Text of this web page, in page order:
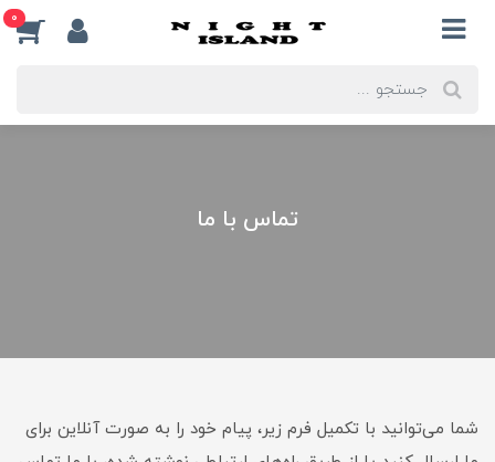
0
تماس با ما
شما می‌توانید با تکمیل فرم زیر، پیام خود را به صورت آنلاین برای